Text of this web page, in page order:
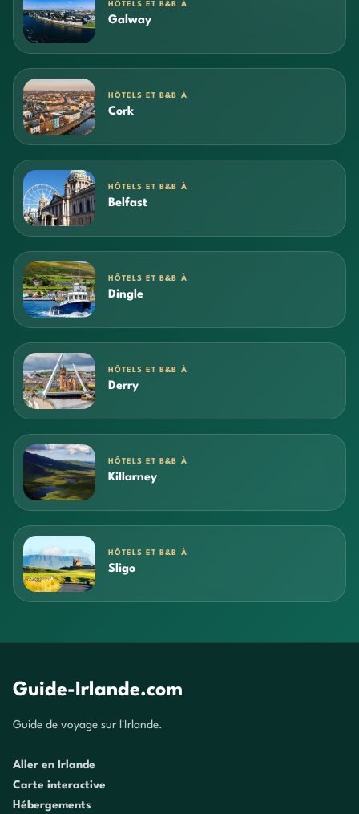
HÔTELS ET B&B À
Galway
HÔTELS ET B&B À
Cork
HÔTELS ET B&B À
Belfast
HÔTELS ET B&B À
Dingle
HÔTELS ET B&B À
Derry
HÔTELS ET B&B À
Killarney
HÔTELS ET B&B À
Sligo
Guide-Irlande.com
Guide de voyage sur l'Irlande.
Aller en Irlande
Carte interactive
Hébergements